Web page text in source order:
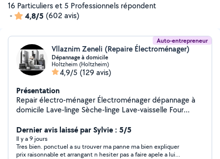
16 Particuliers et 5 Professionnels répondent
-
4,8/5 (602 avis)
Auto-entrepreneur
Vllaznim Zeneli (Repaire Électroménager)
Dépannage à domicile
Holtzheim (Holtzheim)
4,9/5 (129 avis)
Présentation
Repair électro-ménager Électroménager dépannage à
domicile Lave-linge Sèche-linge Lave-vaisselle Four
Hotte de cuisine Congélateur Réfrigérateur etc.
Dernier avis laissé par Sylvie : 5/5
Il y a 9 jours
Tres bien. ponctuel a su trouver ma panne ma bien expliquer
prix raisonnable et arrangant n hesiter pas a faire apele a lui